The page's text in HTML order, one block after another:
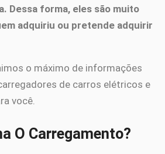
Dessa forma, eles são muito
adquiriu ou pretende adquirir
o máximo de informações
de carros elétricos e
você.
O Carregamento?